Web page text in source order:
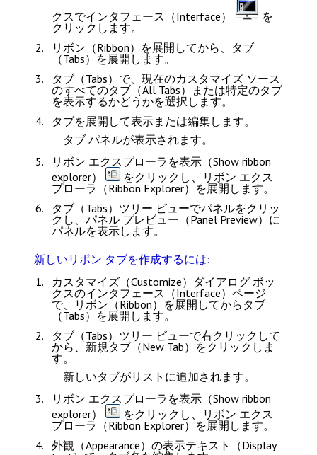
クスでインタフェース（Interface）
を
クリックします。
リボン（Ribbon） を展開してから、 タブ
（Tabs） を展開します。
タブ（Tabs） で、現在のカスタマイズ ソース
のすべてのタブ（All Tabs）
または特定のタブ
を表示するかどうかを選択します。
タブを展開して表示または編集します。
タブ パネルが表示されます。
リボン エクスプローラを表示（Show ribbon
explorer）
をクリックし、
リボン エクス
プローラ（Ribbon Explorer） を展開します。
タブ（Tabs） ツリー ビューでパネルをクリッ
クし、パネル プレビュー（Panel Preview） に
パネルを表示します。
新しいリボン タブを作成するには:
カスタマイズ（Customize） ダイアログ ボッ
クスのインタフェース（Interface）ページ
で、
リボン（Ribbon） を展開してから タブ
（Tabs） を展開します。
タブ（Tabs） ツリー ビューで右クリックして
から、 新規タブ（New Tab） をクリックしま
す。
新しいタブがリストに追加されます。
リボン エクスプローラを表示（Show ribbon
explorer）
をクリックし、
リボン エクス
プローラ（Ribbon Explorer） を展開します。
外観（Appearance）の表示テキスト（Display